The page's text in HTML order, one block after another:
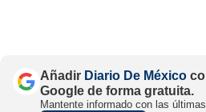
Añadir Diario De México
Google de forma gratuita.
Mantente informado con las